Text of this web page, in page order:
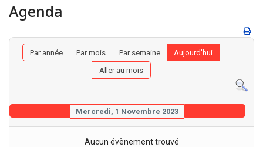
Agenda
Par année Par mois Par semaine
Aujourd'hui
Aller au mois
Mercredi, 1 Novembre 2023
Aucun évènement trouvé